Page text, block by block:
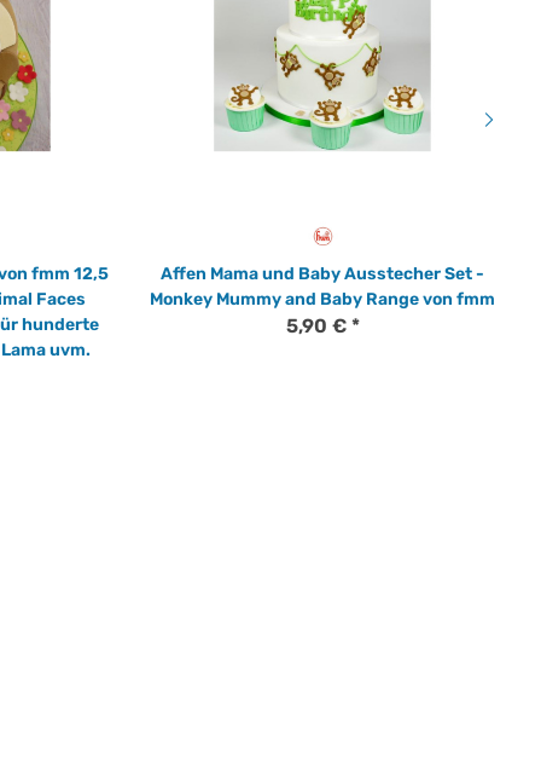
fmm 12,5
Faces
hunderte
uvm.
Affen Mama und Baby Ausstecher Set -
Monkey Mummy and Baby Range von fmm
5,90 € *